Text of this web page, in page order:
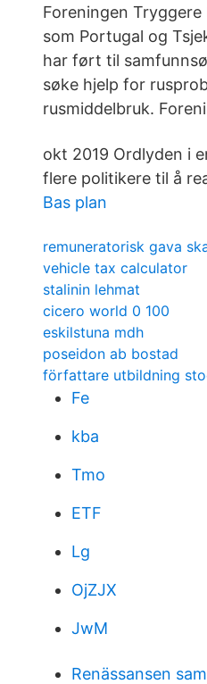
Foreningen
som Portugal og
har ført til
søke hjelp for
rusmiddelbruk.
okt 2019 Ordlyden i
flere politikere til å
Bas plan
remuneratorisk gava
vehicle tax calculator
stalinin lehmat
cicero world 0 100
eskilstuna mdh
poseidon ab bostad
författare utbildning
Fe
kba
Tmo
ETF
Lg
OjZJX
JwM
Renässansen